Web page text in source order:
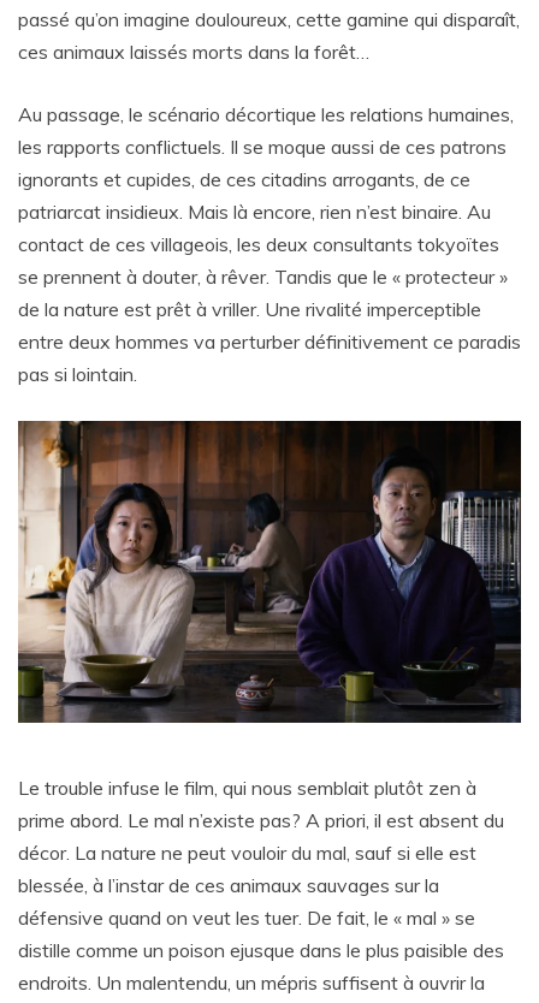
passé qu’on imagine douloureux, cette gamine qui disparaît,
ces animaux laissés morts dans la forêt…
Au passage, le scénario décortique les relations humaines,
les rapports conflictuels. Il se moque aussi de ces patrons
ignorants et cupides, de ces citadins arrogants, de ce
patriarcat insidieux. Mais là encore, rien n’est binaire. Au
contact de ces villageois, les deux consultants tokyoïtes
se prennent à douter, à rêver. Tandis que le « protecteur »
de la nature est prêt à vriller. Une rivalité imperceptible
entre deux hommes va perturber définitivement ce paradis
pas si lointain.
Le trouble infuse le film, qui nous semblait plutôt zen à
prime abord. Le mal n’existe pas? A priori, il est absent du
décor. La nature ne peut vouloir du mal, sauf si elle est
blessée, à l’instar de ces animaux sauvages sur la
défensive quand on veut les tuer. De fait, le « mal » se
distille comme un poison ejusque dans le plus paisible des
endroits. Un malentendu, un mépris suffisent à ouvrir la